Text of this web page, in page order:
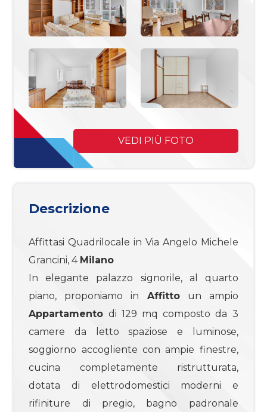
VEDI PIÙ FOTO
Descrizione
Affittasi Quadrilocale in Via Angelo Michele
Grancini, 4 Milano
In elegante palazzo signorile, al quarto
piano, proponiamo in Affittoun ampio
Appartamento di 129 mq composto da 3
camere da letto spaziose e luminose,
soggiorno accogliente con ampie finestre,
cucina completamente ristrutturata,
dotata di elettrodomestici moderni e
rifiniture di pregio, bagno padronale
Prezzo
Totale
mq
Qualsiasi
1
2
3